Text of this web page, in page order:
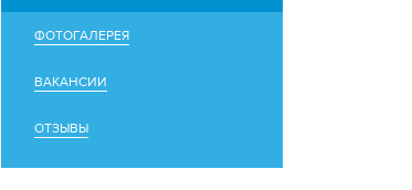
ФОТОГАЛЕРЕЯ
ВАКАНСИИ
ОТЗЫВЫ